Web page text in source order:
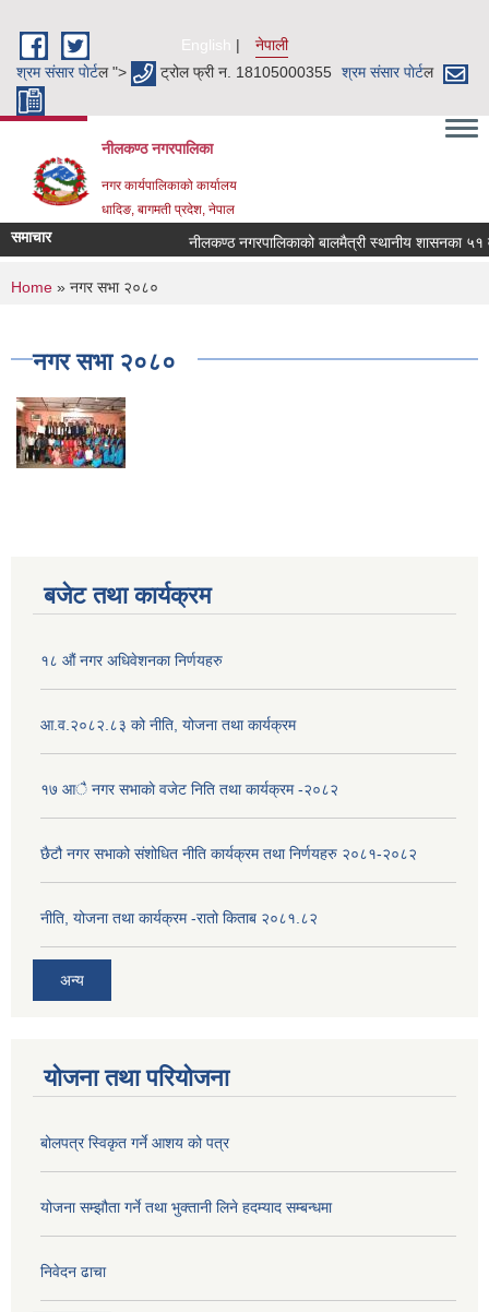
English
नेपाली
श्रम संसार पाेर्टल "> ट्रोल फ्री न. 18105000355 श्रम संसार पाेर्टल
नीलकण्ठ नगरपालिका
नगर कार्यपालिकाको कार्यालय
धादिङ, बागमती प्रदेश, नेपाल
समाचार नीलकण्ठ नगरपालिकाको बालमैत्री स्थानीय शासनका ५१
You are here
Home » नगर सभा २०८०
नगर सभा २०८०
बजेट तथा कार्यक्रम
१८ औं नगर अधिवेशनका निर्णयहरु
आ.व.२०८२.८३ को नीति, योजना तथा कार्यक्रम
१७ आै नगर सभाकाे वजेट निति तथा कार्यक्रम -२०८२
छैटौ नगर सभाको संशोधित नीति कार्यक्रम तथा निर्णयहरु २०८१-२०८२
नीति, योजना तथा कार्यक्रम -रातो किताब २०८१.८२
अन्य
योजना तथा परियोजना
बोलपत्र स्विकृत गर्ने आशय को पत्र
योजना सम्झौता गर्ने तथा भुक्तानी लिने हदम्याद सम्बन्धमा
निवेदन ढाचा